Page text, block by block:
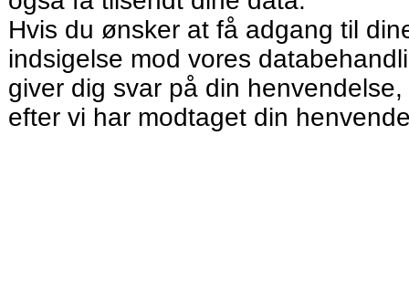
Hvis du ønsker at få adgang til
indsigelse mod vores
giver dig svar på din
efter vi har modtaget din